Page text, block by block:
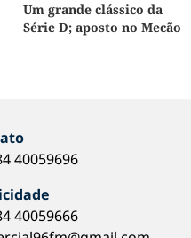
Um grande clássico da
Série D; aposto no Mecão
40059696
40059666